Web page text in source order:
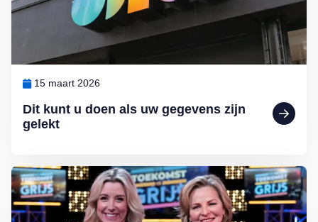
Dit kunt u doen als uw gegevens zijn
gelekt
15 maart 2026
Lees meer over Vervolg op tv-serie De Toekomst is Grijs: